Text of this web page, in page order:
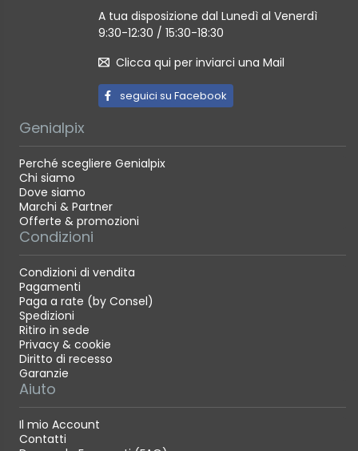
A tua disposizione dal Lunedì al Venerdì
9:30-12:30 / 15:30-18:30
Clicca qui per inviarci una Mail
seguici su Facebook
Genialpix
Perché scegliere Genialpix
Chi siamo
Dove siamo
Marchi & Partner
Offerte & promozioni
Condizioni
Condizioni di vendita
Pagamenti
Paga a rate (by Consel)
Spedizioni
Ritiro in sede
Privacy & cookie
Diritto di recesso
Garanzie
Aiuto
Il mio Account
Contatti